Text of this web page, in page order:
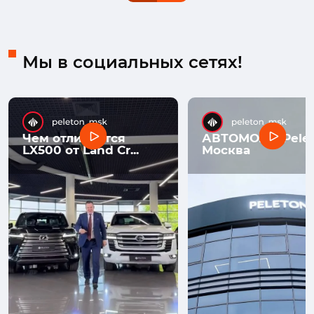
Мы в социальных сетях!
Чем отличается
LX500 от Land Cr...
АВТОМОЛЛ
Москва